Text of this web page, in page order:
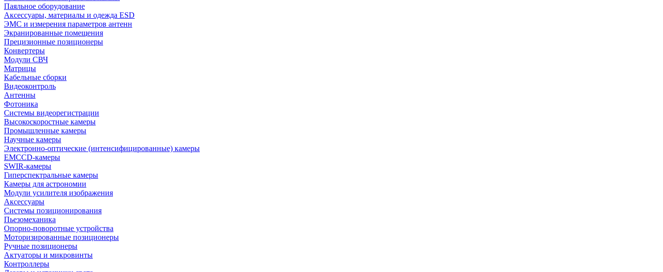
Паяльное оборудование
Аксессуары, материалы и одежда ESD
ЭМС и измерения параметров антенн
Экранированные помещения
Прецизионные позиционеры
Конвертеры
Модули СВЧ
Матрицы
Кабельные сборки
Видеоконтроль
Антенны
Фотоника
Cистемы видеорегистрации
Высокоскоростные камеры
Промышленные камеры
Научные камеры
Электронно-оптические (интенсифицированные) камеры
EMCCD-камеры
SWIR-камеры
Гиперспектральные камеры
Камеры для астрономии
Модули усилителя изображения
Аксессуары
Системы позиционирования
Пьезомеханика
Опорно-поворотные устройства
Моторизированные позиционеры
Ручные позиционеры
Актуаторы и микровинты
Контроллеры